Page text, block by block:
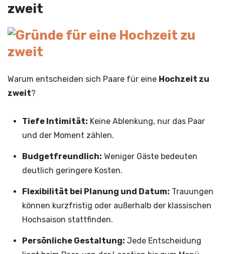
zweit
Warum entscheiden sich Paare für eine Hochzeit zu
zweit?
Tiefe Intimität: Keine Ablenkung, nur das Paar
und der Moment zählen.
Budgetfreundlich: Weniger Gäste bedeuten
deutlich geringere Kosten.
Flexibilität bei Planung und Datum: Trauungen
können kurzfristig oder außerhalb der klassischen
Hochsaison stattfinden.
Persönliche Gestaltung: Jede Entscheidung